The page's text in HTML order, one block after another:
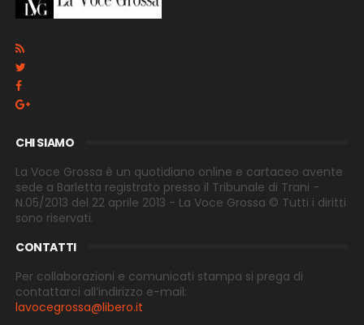
CHI SIAMO
La Voce Grossa è un quotidiano online e cartaceo avente
sede a Barletta registrato presso il Tribunale di Trani -
N.05/2013 del 22 aprile 2013 - La Voce Grossa © Tutti i diritti
sono riservati.
CONTATTI
Per collaborazioni e comunicati stampa si prega di
contattarci all’indirizzo e-mail:
lavocegrossa@libero.it